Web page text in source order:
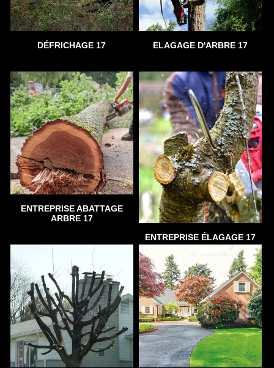
DÉFRICHAGE 17 ELAGAGE D'ARBRE 17
ENTREPRISE ABATTAGE
ARBRE 17
ENTREPRISE ÉLAGAGE 17